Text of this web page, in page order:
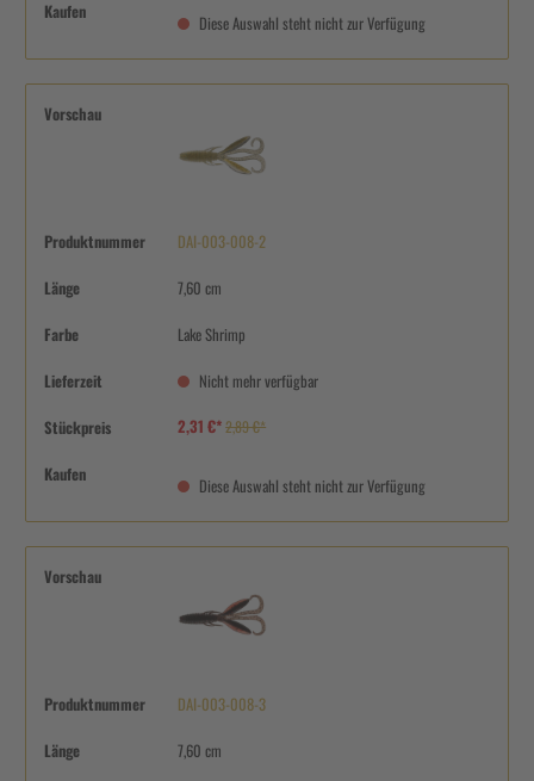
Kaufen
Diese Auswahl steht nicht zur Verfügung
Vorschau
Produktnummer DAI-003-008-2
Länge 7,60 cm
Farbe Lake Shrimp
Lieferzeit Nicht mehr verfügbar
Stückpreis 2,31 €*2,89 €*
Kaufen
Diese Auswahl steht nicht zur Verfügung
Vorschau
Produktnummer DAI-003-008-3
Länge 7,60 cm